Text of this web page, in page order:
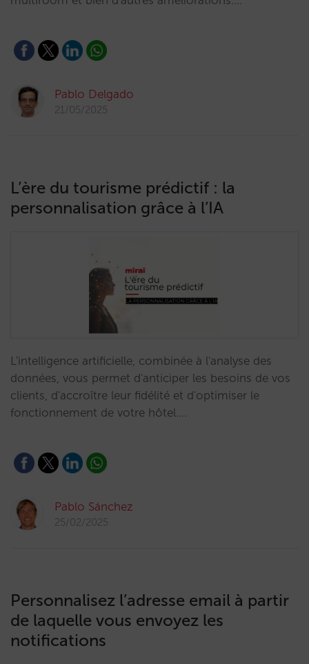
Pablo Delgado
21/05/2025
L’ère du tourisme prédictif : la
personnalisation grâce à l’IA
L'intelligence artificielle, combinée à l'analyse des
données, vous permet d'anticiper les besoins de vos
clients, d'accroître leur fidélité et d'optimiser le
fonctionnement de votre hôtel.…
Pablo Sánchez
25/02/2025
Personnalisez l’adresse email à partir
de laquelle vous envoyez les
notifications